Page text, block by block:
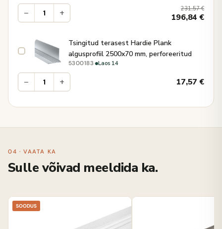
− + 231,57€
196,84€
Tsingitud terasest Hardie Plank
algusprofiil 2500x70 mm, perforeeritud
5300183· Laos 14
− + 17,57€
04 · VAATA KA
Sulle võivad meeldida ka.
SOODUS